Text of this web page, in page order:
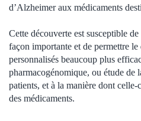
d’Alzheimer aux médicaments
Cette découverte est susceptible
façon importante et de permettre
personnalisés beaucoup plus
pharmacogénomique, ou étude de
patients, et à la manière dont
des médicaments.